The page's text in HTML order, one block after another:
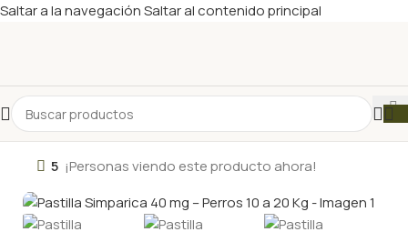
Saltar a la navegaciónSaltar al contenido principal
5 ¡Personas viendo este producto ahora!